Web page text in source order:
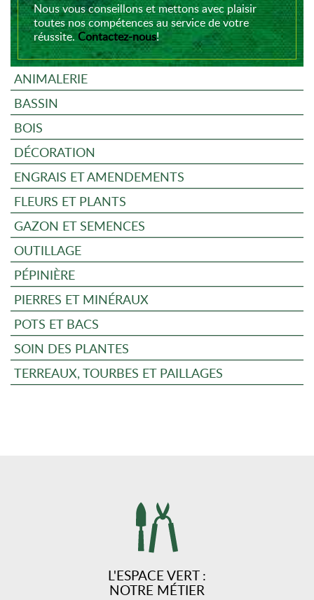
Nous vous conseillons et mettons avec plaisir
toutes nos compétences au service de votre
réussite.Contactez-nous!
ANIMALERIE
BASSIN
BOIS
DÉCORATION
ENGRAIS ET AMENDEMENTS
FLEURS ET PLANTS
GAZON ET SEMENCES
OUTILLAGE
PÉPINIÈRE
PIERRES ET MINÉRAUX
POTS ET BACS
SOIN DES PLANTES
TERREAUX, TOURBES ET PAILLAGES
L'ESPACE VERT :
NOTRE MÉTIER